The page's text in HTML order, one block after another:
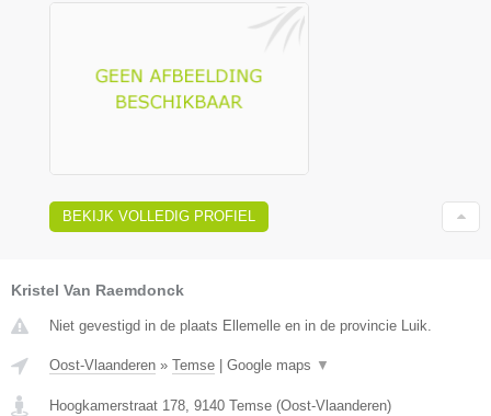
BEKIJK VOLLEDIG PROFIEL
Kristel Van Raemdonck
Niet gevestigd in de plaats Ellemelle en in de provincie Luik.
Oost-Vlaanderen » Temse Google maps ▼
Hoogkamerstraat 178, 9140 Temse (Oost-Vlaanderen)